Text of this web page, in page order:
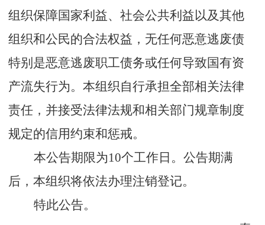
组织保障国家利益、社会公共利益以及其他
组织和公民的合法权益，无任何恶意逃废债
特别是恶意逃废职工债务或任何导致国有资
产流失行为。本组织自行承担全部相关法律
责任，并接受法律法规和相关部门规章制度
规定的信用约束和惩戒。
本公告期限为10个工作日。公告期满
后，本组织将依法办理注销登记。
特此公告。